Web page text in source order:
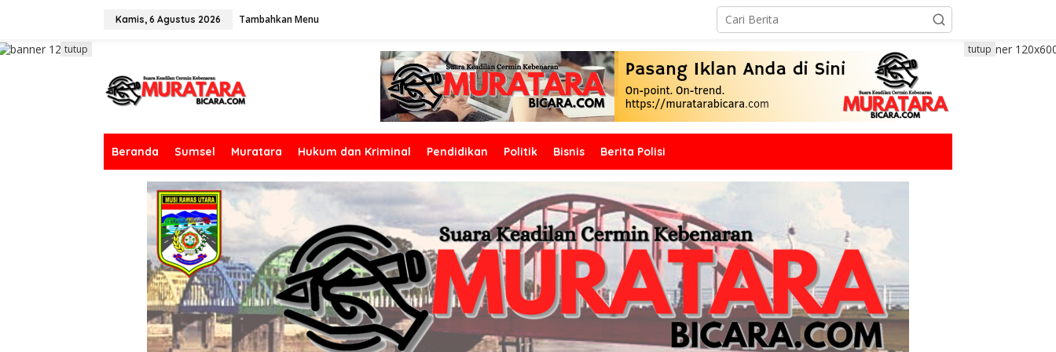
a
Kamis, 6 Agustus 2026 Tambahkan Menu
Beranda Sumsel Muratara Hukum dan Kriminal Pendidikan Politik Bisnis Berita Polisi
tutup tutup
Musirawas,Peristiwa
Nelayan Dikabarkan Tenggelam. Polsek Muara
Lakitan Polres Musi Rawas Gerak Cepat Lakukan
Musirawas, Peristiwa
Hingga Saat Ini Belum
Anak Umur 2 Tahun Tenggelam